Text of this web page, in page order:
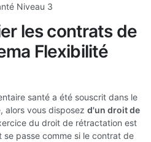
Niveau 3
les contrats de
Flexibilité
santé a été souscrit dans le
alors vous disposez d'un droit de
du droit de rétractation est
se passe comme si le contrat de